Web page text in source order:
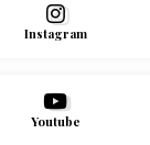
Instagram
Youtube